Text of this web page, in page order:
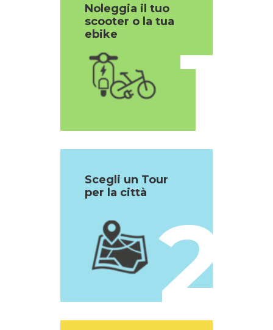
1
Noleggia il tuo
scooter o la tua
ebike
2
Scegli un Tour
per la città